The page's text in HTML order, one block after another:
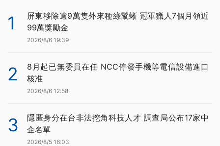
1
屏東移除逾9萬隻外來種綠鬣蜥 冠軍獵人7個月領近
99萬獎勵金
2026/8/6 19:39
2
8月起已無委員在任 NCC停發手機等電信設備進口
核准
2026/8/6 12:58
3
隱匿身分在台非法挖角科技人才 調查局公布17家中
企名單
2026/8/5 16:03